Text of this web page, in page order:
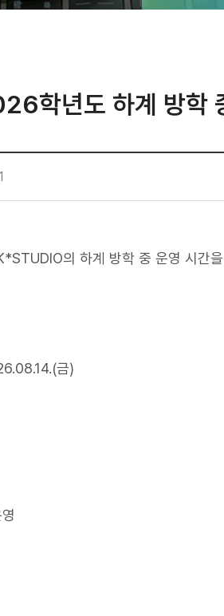
학년도 하계 방학
의 하계 방학 중 운영 시간
금)